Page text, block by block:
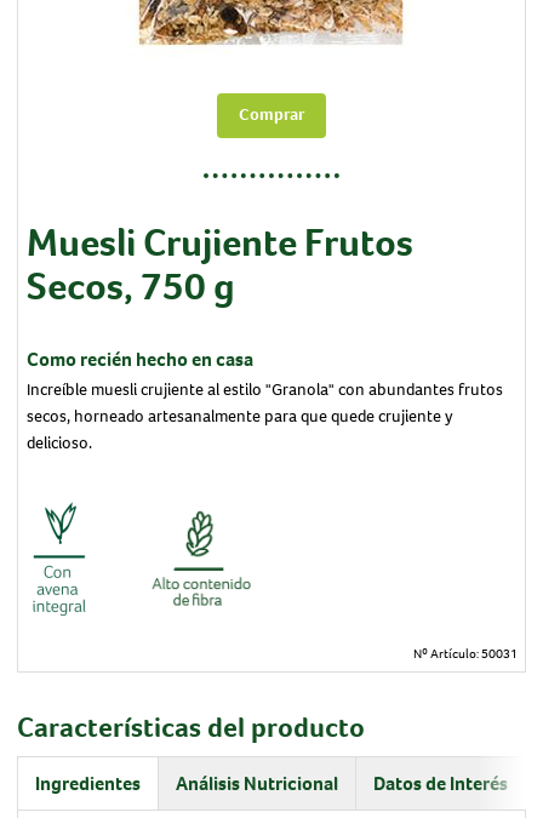
Comprar
Muesli Crujiente Frutos
Secos, 750 g
Como recién hecho en casa
Increíble muesli crujiente al estilo "Granola" con abundantes frutos
secos, horneado artesanalmente para que quede crujiente y
delicioso.
Nº Artículo:50031
Características del producto
Ingredientes Análisis Nutricional Datos de Interés